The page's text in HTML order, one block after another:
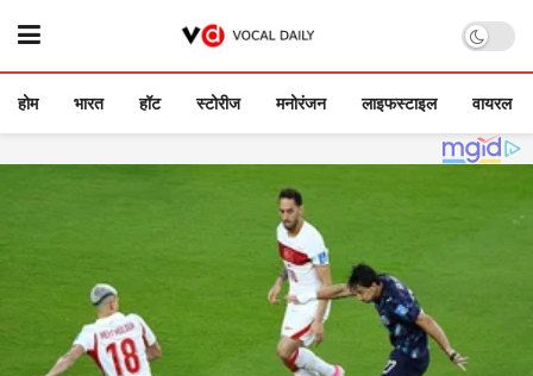
होम भारत हॉट स्टोरीज मनोरंजन लाइफस्टाइल वायरल